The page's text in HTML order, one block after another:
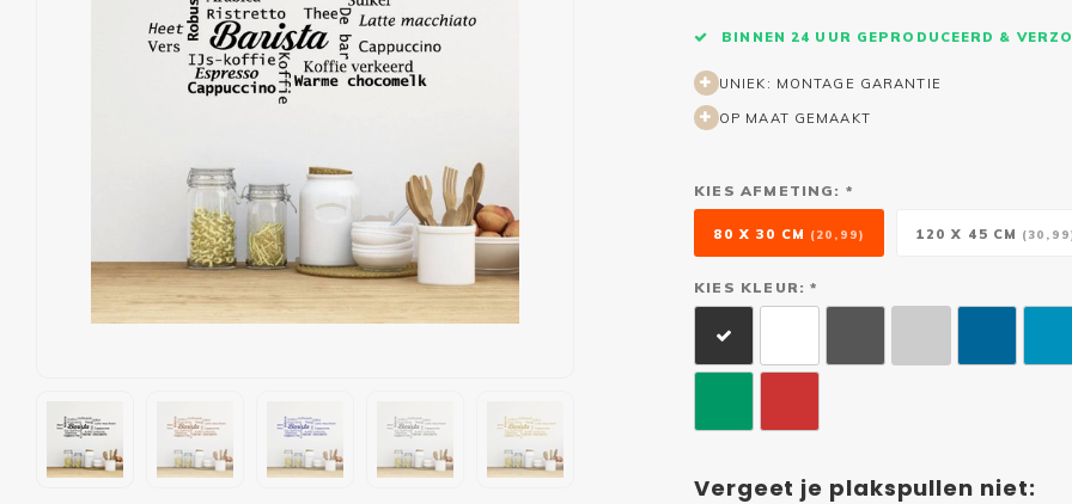
BINNEN 24 UUR GEPRODUCEERD &
UNIEK: MONTAGE GARANTIE
OP MAAT GEMAAKT
KIES AFMETING: *
80 X 30 CM (20,99) 120 X 45 CM
KIES KLEUR: *
Vergeet je plakspullen niet: